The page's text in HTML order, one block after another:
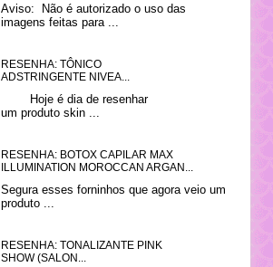
Aviso: Não é autorizado o uso das
imagens feitas para ...
RESENHA: TÔNICO
ADSTRINGENTE NIVEA...
Hoje é dia de resenhar
um produto skin ...
RESENHA: BOTOX CAPILAR MAX
ILLUMINATION MOROCCAN ARGAN...
Segura esses forninhos que agora veio um
produto ...
RESENHA: TONALIZANTE PINK
SHOW (SALON...